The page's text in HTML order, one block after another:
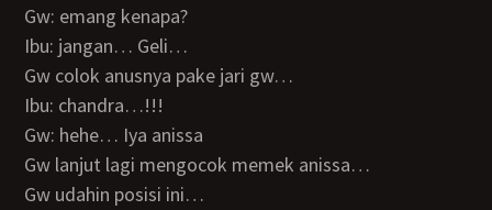
Gw: emang kenapa?
Ibu: jangan… Geli…
Gw colok anusnya pake jari gw…
Ibu: chandra…!!!
Gw: hehe… Iya anissa
Gw lanjut lagi mengocok memek anissa…
Gw udahin posisi ini…